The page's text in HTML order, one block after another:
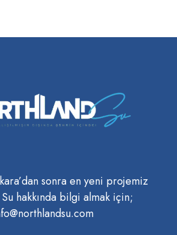
sonra en yeni projemiz
hakkında bilgi almak için;